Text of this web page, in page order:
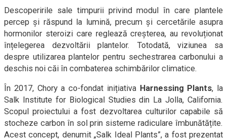
Descoperirile sale timpurii privind modul în care plantele
percep și răspund la lumină, precum și cercetările asupra
hormonilor steroizi care reglează creșterea, au revoluționat
înțelegerea dezvoltării plantelor. Totodată, viziunea sa
despre utilizarea plantelor pentru sechestrarea carbonului a
deschis noi căi în combaterea schimbărilor climatice.
În 2017, Chory a co-fondat inițiativa Harnessing Plants, la
Salk Institute for Biological Studies din La Jolla, California.
Scopul proiectului a fost dezvoltarea culturilor capabile să
stocheze carbon în sol prin sisteme radiculare îmbunătățite.
Acest concept, denumit „Salk Ideal Plants”, a fost prezentat